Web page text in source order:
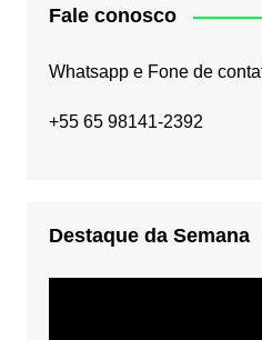
Fale conosco
Whatsapp e Fone de
+55 65 98141-2392
Destaque da Semana